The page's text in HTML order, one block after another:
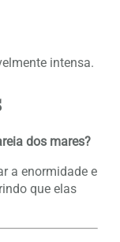
intensa.
dos mares?
a enormidade e
que elas